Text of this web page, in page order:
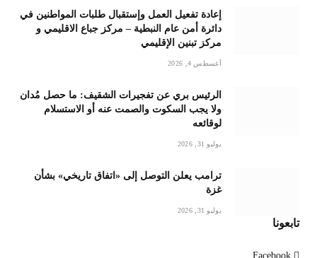
إعادة تفعيل العمل وإستقبال طلبات المواطنين في
دائرة أمن عام النبطية – مركز جباع الاقليمي و
مركز تبنين الإقليمي
أغسطس 4, 2026
الرئيس بري عن تفجيرات الشقيف: ما حصل مُدان
ولا يجب السكوت والصمت عنه أو الاستسلام
لوقائعه
يوليو 31, 2026
ترامب يعلن التوصل إلى «اتفاق تاريخي» بشأن
غزة
يوليو 31, 2026
تابعونا
Facebook